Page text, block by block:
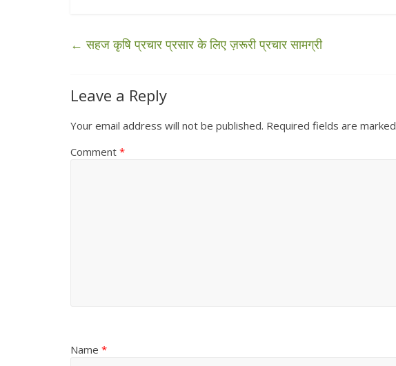
← सहज कृषि प्रचार प्रसार के लिए ज़रूरी प्रचार सामग्री
Leave a Reply
Your email address will not be published. Required fields are marked
Comment *
Name *